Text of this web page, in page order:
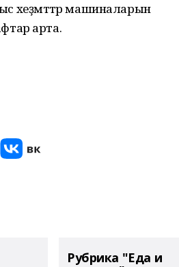
хеҙмәттәр машиналарын
арта.
Рубрика "Еда и